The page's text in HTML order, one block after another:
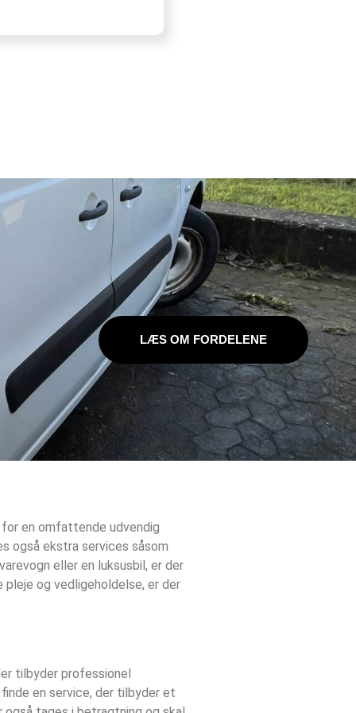
LÆS OM FORDELENE
en omfattende udvendig
også ekstra services såsom
eller en luksusbil, er der
pleje og vedligeholdelse, er der
tilbyder professionel
en service, der tilbyder et